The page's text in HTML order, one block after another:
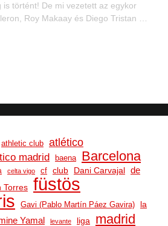
is történt! De mi vezetett az egykor
Roy Makaay és Diego Tristan …
athletic club atlético
madrid baena Barcelona
celta vigo cf club Dani Carvajal de
Torres füstös
Gavi (Pablo Martín Páez Gavira)
la
Yamal levante liga madrid